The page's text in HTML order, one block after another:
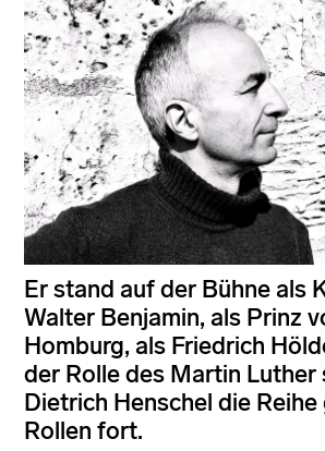
Er stand auf der Bühne als
Walter Benjamin, als Prinz
Homburg, als Friedrich
der Rolle des Martin Luther
Dietrich Henschel die
Rollen fort.